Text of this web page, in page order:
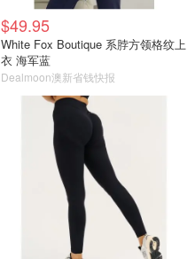
$49.95
White Fox Boutique 系脖方领格纹上
衣 海军蓝
Dealmoon澳新省钱快报